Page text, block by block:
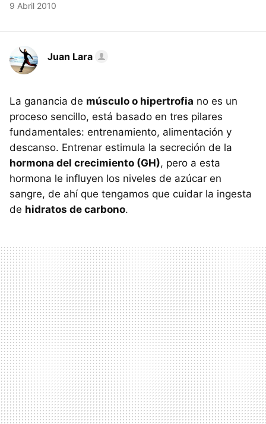
9 Abril 2010
Juan Lara
La ganancia de músculo o hipertrofia no es un
proceso sencillo, está basado en tres pilares
fundamentales: entrenamiento, alimentación y
descanso. Entrenar estimula la secreción de la
hormona del crecimiento (GH), pero a esta
hormona le influyen los niveles de azúcar en
sangre, de ahí que tengamos que cuidar la ingesta
de hidratos de carbono.